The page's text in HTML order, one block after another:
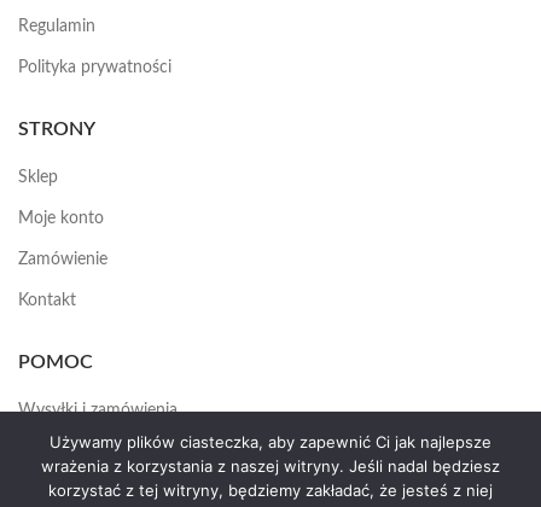
Regulamin
Polityka prywatności
STRONY
Sklep
Moje konto
Zamówienie
Kontakt
POMOC
Wysyłki i zamówienia
Jak założyć konto
Używamy plików ciasteczka, aby zapewnić Ci jak najlepsze
wrażenia z korzystania z naszej witryny. Jeśli nadal będziesz
korzystać z tej witryny, będziemy zakładać, że jesteś z niej